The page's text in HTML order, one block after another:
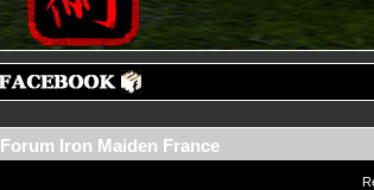
Forum Iron Maiden France